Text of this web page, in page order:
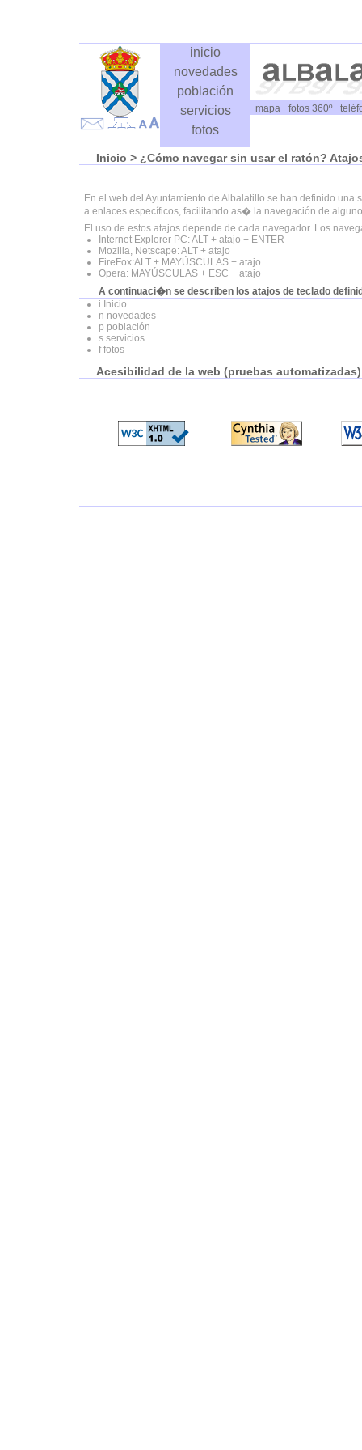
inicio
novedades
población
servicios
fotos
mapa fotos 360º
Inicio > ¿Cómo navegar sin usar el ratón?
En el web del Ayuntamiento de Albalatillo se han definido
a enlaces específicos, facilitando as� la navegación de
El uso de estos atajos depende de cada navegador. Los
Internet Explorer PC: ALT + atajo + ENTER
Mozilla, Netscape: ALT + atajo
FireFox:ALT + MAYÚSCULAS + atajo
Opera: MAYÚSCULAS + ESC + atajo
A continuaci�n se describen los atajos de teclado
i Inicio
n novedades
p población
s servicios
f fotos
Acesibilidad de la web (pruebas automatizadas)